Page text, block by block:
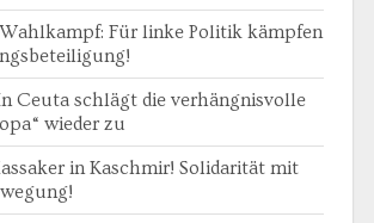
Für linke Politik kämpfen
Ceuta schlägt die verhängnisvolle
wieder zu
in Kaschmir! Solidarität mit